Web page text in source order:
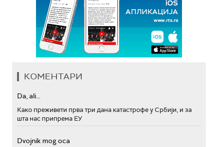
КОМЕНТАРИ
Da, ali...
Како преживети прва три дана катастрофе у Србији, и за
шта нас припрема ЕУ
Dvojnik mog oca